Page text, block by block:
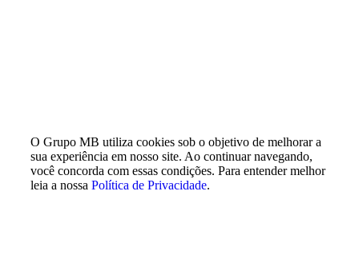
O Grupo MB utiliza cookies sob o objetivo de melhorar a
sua experiência em nosso site. Ao continuar navegando,
você concorda com essas condições. Para entender melhor
leia a nossa Política de Privacidade.